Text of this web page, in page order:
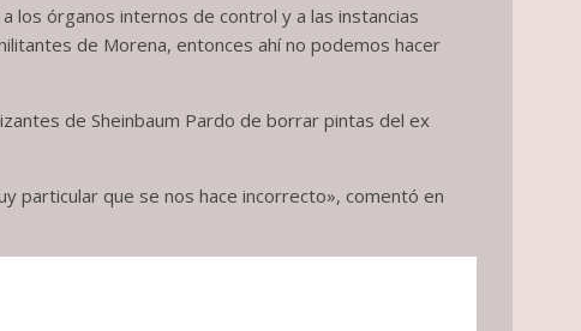
los órganos internos de control y a las instancias
de Morena, entonces ahí no podemos hacer
de Sheinbaum Pardo de borrar pintas del ex
particular que se nos hace incorrecto», comentó en